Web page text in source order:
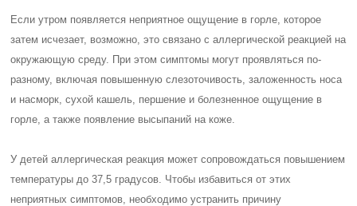
Если утром появляется неприятное ощущение в горле, которое
затем исчезает, возможно, это связано с аллергической реакцией на
окружающую среду. При этом симптомы могут проявляться по-
разному, включая повышенную слезоточивость, заложенность носа
и насморк, сухой кашель, першение и болезненное ощущение в
горле, а также появление высыпаний на коже.
У детей аллергическая реакция может сопровождаться повышением
температуры до 37,5 градусов. Чтобы избавиться от этих
неприятных симптомов, необходимо устранить причину